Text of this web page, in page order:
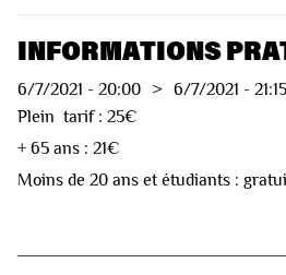
INFORMATIONS
6/7/2021 - 20:00 > 6/7/2021 - 21:15
Plein tarif : 25€
+ 65 ans : 21€
Moins de 20 ans et étudiants :